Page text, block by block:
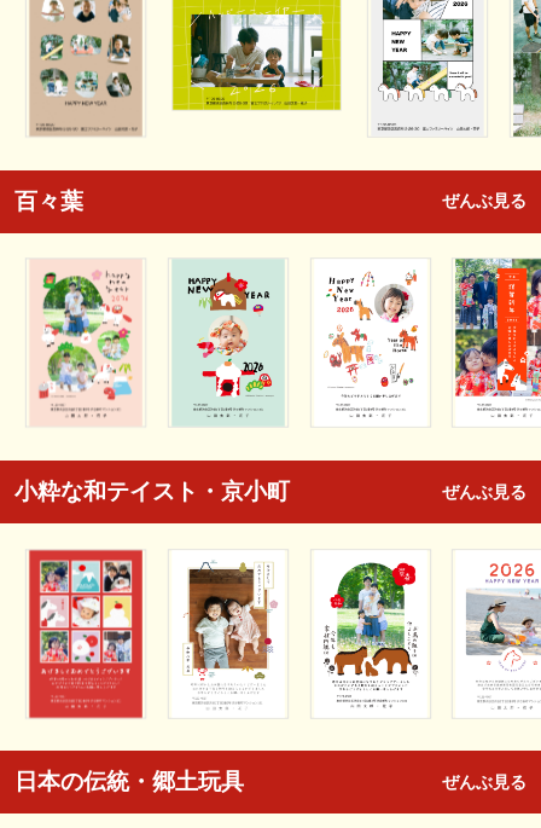
百々葉 ぜんぶ見る
小粋な和テイスト・京小町 ぜんぶ見る
日本の伝統・郷土玩具 ぜんぶ見る